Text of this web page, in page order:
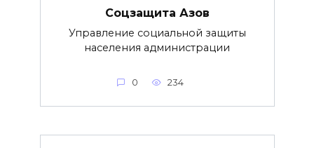
Соцзащита Азов
Управление социальной защиты
населения администрации
0 234